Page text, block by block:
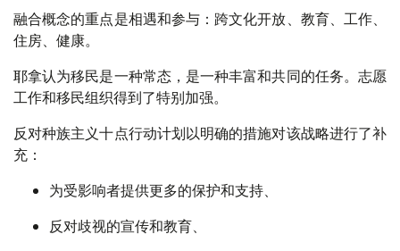
融合概念的重点是相遇和参与：跨文化开放、教育、工作、
住房、健康。
耶拿认为移民是一种常态，是一种丰富和共同的任务。志愿
工作和移民组织得到了特别加强。
反对种族主义十点行动计划以明确的措施对该战略进行了补
充：
为受影响者提供更多的保护和支持、
反对歧视的宣传和教育、